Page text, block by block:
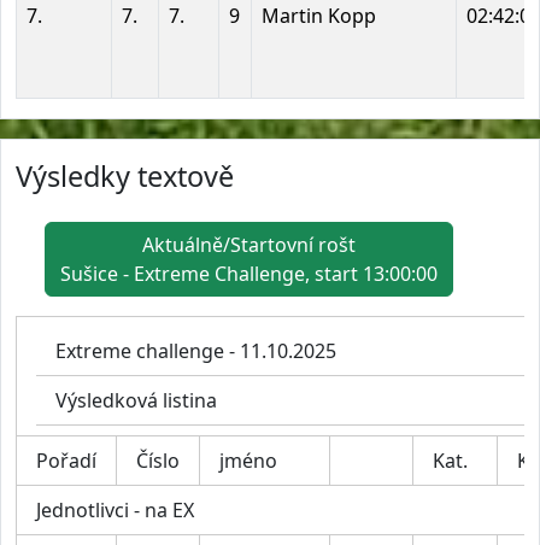
7. 7. 7. 9 Martin Kopp 02:42:09
Výsledky textově
Aktuálně/Startovní rošt
Sušice - Extreme Challenge, start 13:00:00
Extreme challenge - 11.10.2025
Výsledková listina
Pořadí Číslo jméno Kat.
Jednotlivci - na EX